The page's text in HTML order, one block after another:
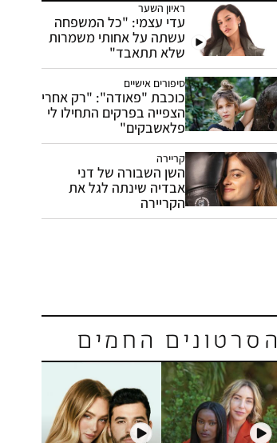
ראיון השער
עדי עצמי: "כל המשפחה
עשתה על אחותי משמרות
שלא תתאבד"
סיפורים אישיים
כוכבת "פאודה": "רק אחרי
הצפייה בפרקים התחילו לי
פלאשבקים"
קריירה
השן השבורה של דני
אבדיה שינתה לגל את
הקריירה
הסרטונים החמים